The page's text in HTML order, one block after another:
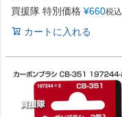
買援隊 特別価格 ¥660税込
カートに入れる